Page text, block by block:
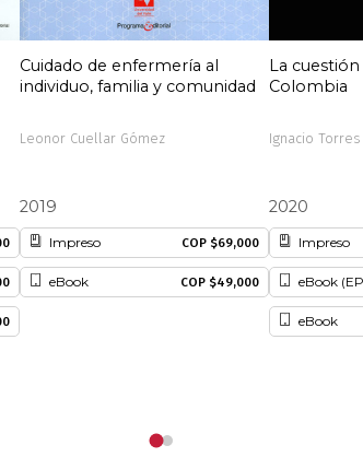
Cuidado de enfermería al
individuo, familia y comunidad
Leonor Cuellar Gómez
2019
Impreso COP $69,000
eBook COP $49,000
La
Colombia
Ignacio
2020
Impreso
eBook
eBook